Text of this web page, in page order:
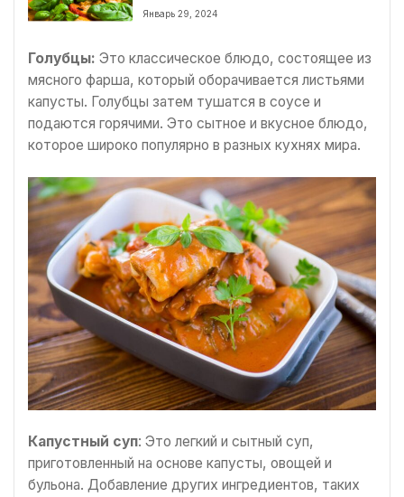
Январь 29, 2024
Голубцы: Это классическое блюдо, состоящее из
мясного фарша, который оборачивается листьями
капусты. Голубцы затем тушатся в соусе и
подаются горячими. Это сытное и вкусное блюдо,
которое широко популярно в разных кухнях мира.
Капустный суп: Это легкий и сытный суп,
приготовленный на основе капусты, овощей и
бульона. Добавление других ингредиентов, таких